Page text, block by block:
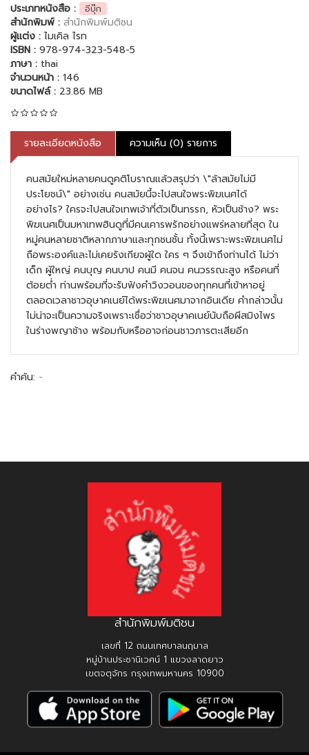
ประเภทหนังสือ :
อีบุ๊ก
สำนักพิมพ์ : สำนักพิมพ์มติชน
ผู้แต่ง : ไมเคิล ไรท
ISBN : 978-974-323-548-5
ภาษา : thai
จำนวนหน้า : 146
ขนาดไฟล์ : 23.86 MB
รายละเอียดหนังสือ ความเห็น (0) รายการ
คนสมัยใหม่หลายคนดูคติโบราณแล้วสรุปว่า \"ล้าสมัยไม่มี
ประโยชน์\" อย่างเช่น คนสมัยนี้จะไปสนใจพระพิฆเนศได้
อย่างไร? ใครจะไปสนใจเทพเจ้าที่ตัวเป็นทรรก, หัวเป็นช้าง? พระ
พิฆเนศเป็นมหาเทพฮินดูที่มีคนเคารพรักอย่างแพร่หลายที่สุด ใน
หมู่คนหลายชาติหลากภาษาและทุกชนชั้น ทั้งนี้เพราะพระพิฆเนศไม่
ถือพระองค์และไม่เคยรังเกียจผู้ใด ใคร ๆ จึงเข้าถึงท่านได้ ไม่ว่า
เด็ก ผู้ใหญ่ คนบุญ คนบาป คนมี คนจน คนวรรณะสูง หรือคนที่
ต้อยต่ำ ท่านพร้อมที่จะรับฟังคำวิงวอนของทุกคนที่เข้าหาอยู่
ตลอดเวลาชาวอุษาคเนย์ได้พระพิฆเนศมาจากอินเดีย คำกล่าวนั้น
ไม่น่าจะเป็นความจริงเพราะเชื่อว่าชาวอุษาคเนย์นับถือผีสมิงไพร
ในร่างพญาช้าง พร้อมกับหรืออาจก่อนชาวภารตะเสียอีก
คำค้น: -
สำนักพิมพ์มติชน
เลขที่ 12 ถนนเทศบาลนฤมาล
หมู่บ้านประชานิเวศน์ 1 แขวงลาดยาว
เขตจตุจักร กรุงเทพมหานคร 10900